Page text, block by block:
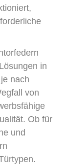
in
nach
von
Ob für
und